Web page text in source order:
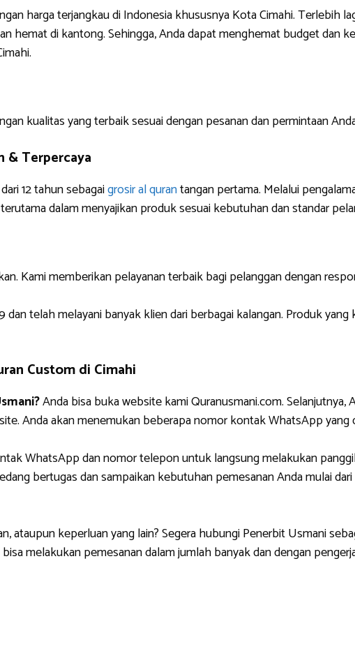
harga terjangkau di Indonesia khususnya Kota Cimahi. Terlebih
hemat di kantong. Sehingga, Anda dapat menghemat budget dan
kualitas yang terbaik sesuai dengan pesanan dan permintaan
& Terpercaya
12 tahun sebagaigrosir al qurantangan pertama. Melalui
dalam menyajikan produk sesuai kebutuhan dan standar
Kami memberikan pelayanan terbaik bagi pelanggan dengan
telah melayani banyak klien dari berbagai kalangan. Produk
Custom di Cimahi
Anda bisa buka website kami Quranusmani.com. Selanjutnya,
Anda akan menemukan beberapa nomor kontak WhatsApp yang
WhatsApp dan nomor telepon untuk langsung melakukan
bertugas dan sampaikan kebutuhan pemesanan Anda mulai
ataupun keperluan yang lain? Segera hubungi Penerbit Usmani
melakukan pemesanan dalam jumlah banyak dan dengan